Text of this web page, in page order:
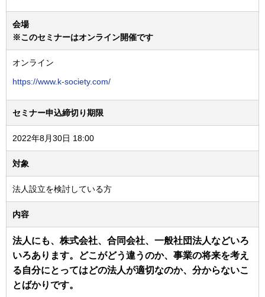
会場
※このセミナーはオンライン開催です
オンライン
https://www.k-society.com/
セミナー申込締切り期限
2022年8月30日 18:00
対象
法人設立を検討している方
内容
法人にも、株式会社、合同会社、一般社団法人などいろ
いろあります。どこがどう違うのか、事業の将来を考え
る自分にとってはどの法人が適切なのか、分からないこ
とばかりです。